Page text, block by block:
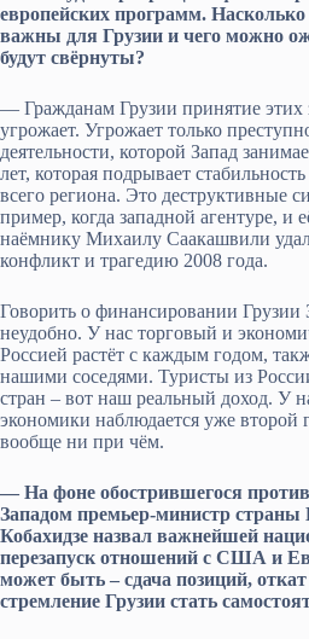
европейских программ.
важны для Грузии и чего можно
будут свёрнуты?
— Гражданам Грузии принятие этих
угрожает. Угрожает только
деятельности, которой Запад
лет, которая подрывает
всего региона. Это
пример, когда западной агентуре, и
наёмнику Михаилу Саакашвили
конфликт и трагедию 2008 года.
Говорить о финансировании Грузии
неудобно. У нас торговый и
Россией растёт с каждым годом,
нашими соседями. Туристы из
стран – вот наш реальный доход. У
экономики наблюдается уже второй
вообще ни при чём.
— На фоне обострившегося
Западом премьер-министр страны
Кобахидзе назвал важнейшей
перезапуск отношений с США и
может быть – сдача позиций,
стремление Грузии стать